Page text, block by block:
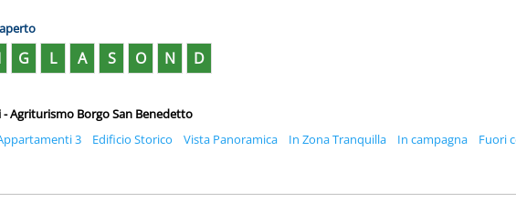
G L A S O N D
Agriturismo Borgo San Benedetto
3 Edificio Storico Vista Panoramica In Zona Tranquilla In campagna Fuori